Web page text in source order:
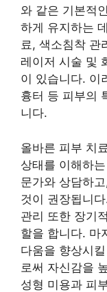
와 같은 기본적
하게 유지하는
료, 색소침착 관
레이저 시술 및
이 있습니다. 이
흉터 등 피부의
니다.
올바른 피부 치
상태를 이해하
문가와 상담하
것이 권장됩니
관리 또한 장기
할을 합니다. 마
다움을 향상시
로써 자신감을
성형 미용과 피